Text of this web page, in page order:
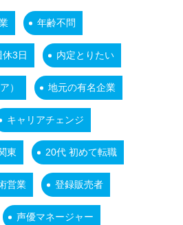
年齢不問
休3日 内定とりたい
） 地元の有名企業
キャリアチェンジ
東 20代 初めて転職
営業 登録販売者
声優マネージャー